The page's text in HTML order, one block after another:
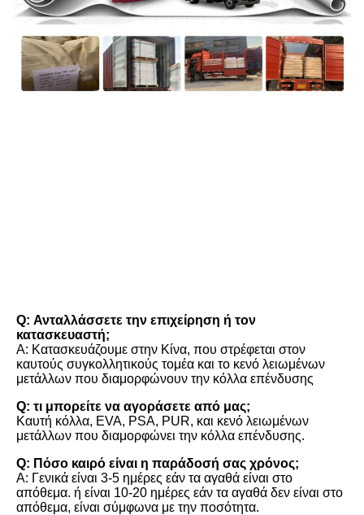
Q: Ανταλλάσσετε την επιχείρηση ή τον
κατασκευαστή;
Α: Κατασκευάζουμε στην Κίνα, που στρέφεται στον
καυτούς συγκολλητικούς τομέα και το κενό λειωμένων
μετάλλων που διαμορφώνουν την κόλλα επένδυσης
Q: τι μπορείτε να αγοράσετε από μας;
Καυτή κόλλα, EVA, PSA, PUR, και κενό λειωμένων
μετάλλων που διαμορφώνει την κόλλα επένδυσης.
Q: Πόσο καιρό είναι η παράδοσή σας χρόνος;
Α: Γενικά είναι 3-5 ημέρες εάν τα αγαθά είναι στο
απόθεμα. ή είναι 10-20 ημέρες εάν τα αγαθά δεν είναι στο
απόθεμα, είναι σύμφωνα με την ποσότητα.